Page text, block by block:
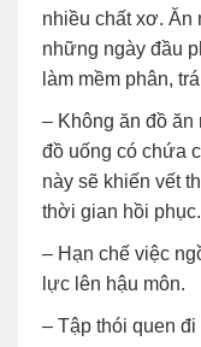
nhiều chất xơ. Ăn
những ngày đầu
làm mềm phân,
– Không ăn đồ ăn
đồ uống có chứa
này sẽ khiến vết
thời gian hồi phục.
– Hạn chế việc
lực lên hậu môn.
– Tập thói quen